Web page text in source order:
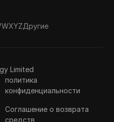
WXYZДругие
Limited
политика
конфиденциальности
Соглашение о возврата
средств